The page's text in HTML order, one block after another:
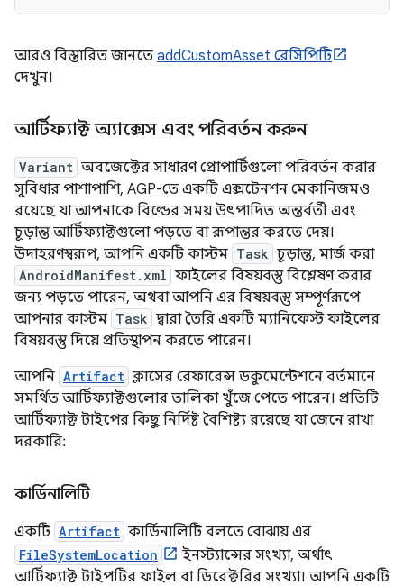
আরও বিস্তারিত জানতে addCustomAsset রেসিপিটি
দেখুন।
আর্টিফ্যাক্ট অ্যাক্সেস এবং পরিবর্তন করুন
Variant অবজেক্টের সাধারণ প্রোপার্টিগুলো পরিবর্তন করার
সুবিধার পাশাপাশি, AGP-তে একটি এক্সটেনশন মেকানিজমও
রয়েছে যা আপনাকে বিল্ডের সময় উৎপাদিত অন্তর্বর্তী এবং
চূড়ান্ত আর্টিফ্যাক্টগুলো পড়তে বা রূপান্তর করতে দেয়।
উদাহরণস্বরূপ, আপনি একটি কাস্টম Task চূড়ান্ত, মার্জ করা
AndroidManifest.xml ফাইলের বিষয়বস্তু বিশ্লেষণ করার
জন্য পড়তে পারেন, অথবা আপনি এর বিষয়বস্তু সম্পূর্ণরূপে
আপনার কাস্টম Task দ্বারা তৈরি একটি ম্যানিফেস্ট ফাইলের
বিষয়বস্তু দিয়ে প্রতিস্থাপন করতে পারেন।
আপনি Artifact ক্লাসের রেফারেন্স ডকুমেন্টেশনে বর্তমানে
সমর্থিত আর্টিফ্যাক্টগুলোর তালিকা খুঁজে পেতে পারেন। প্রতিটি
আর্টিফ্যাক্ট টাইপের কিছু নির্দিষ্ট বৈশিষ্ট্য রয়েছে যা জেনে রাখা
দরকারি:
কার্ডিনালিটি
একটি Artifact কার্ডিনালিটি বলতে বোঝায় এর
FileSystemLocation
ইনস্ট্যান্সের সংখ্যা, অর্থাৎ
আর্টিফ্যাক্ট টাইপটির ফাইল বা ডিরেক্টরির সংখ্যা। আপনি একটি